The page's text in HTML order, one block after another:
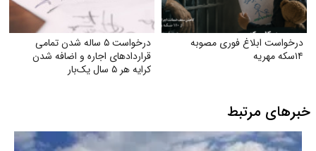
درخواست ابلاغ فوری مصوبه
۱۴سکه مهریه
درخواست ۵ ساله شدن تمامی
قراردادهای اجاره و اضافه شدن
کرایه هر ۵ سال یک‌بار
خبرهای مرتبط